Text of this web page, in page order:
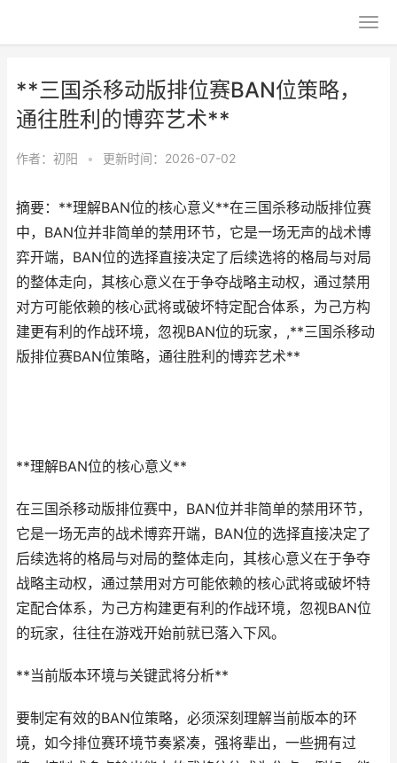
**三国杀移动版排位赛BAN位策略，
通往胜利的博弈艺术**
作者： 初阳 • 更新时间：2026-07-02
摘要：**理解BAN位的核心意义**在三国杀移动版排位赛
中，BAN位并非简单的禁用环节，它是一场无声的战术博
弈开端，BAN位的选择直接决定了后续选将的格局与对局
的整体走向，其核心意义在于争夺战略主动权，通过禁用
对方可能依赖的核心武将或破坏特定配合体系，为己方构
建更有利的作战环境，忽视BAN位的玩家，,**三国杀移动
版排位赛BAN位策略，通往胜利的博弈艺术**
**理解BAN位的核心意义**
在三国杀移动版排位赛中，BAN位并非简单的禁用环节，
它是一场无声的战术博弈开端，BAN位的选择直接决定了
后续选将的格局与对局的整体走向，其核心意义在于争夺
战略主动权，通过禁用对方可能依赖的核心武将或破坏特
定配合体系，为己方构建更有利的作战环境，忽视BAN位
的玩家，往往在游戏开始前就已落入下风。
**当前版本环境与关键武将分析**
要制定有效的BAN位策略，必须深刻理解当前版本的环
境，如今排位赛环境节奏紧凑，强将辈出，一些拥有过